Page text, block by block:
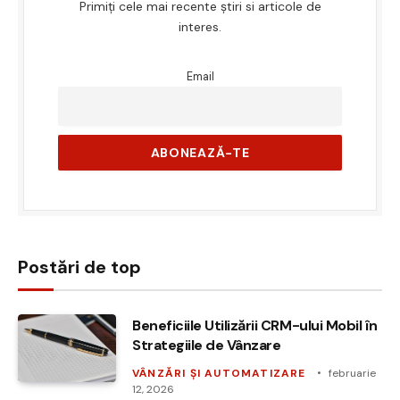
Primiți cele mai recente știri si articole de
interes.
Email
Postări de top
Beneficiile Utilizării CRM-ului Mobil în
Strategiile de Vânzare
VÂNZĂRI ȘI AUTOMATIZARE
februarie
12, 2026